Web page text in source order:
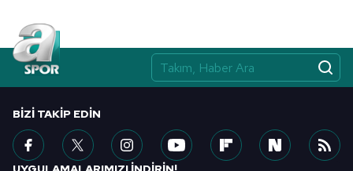
BIZI TAKIP EDIN